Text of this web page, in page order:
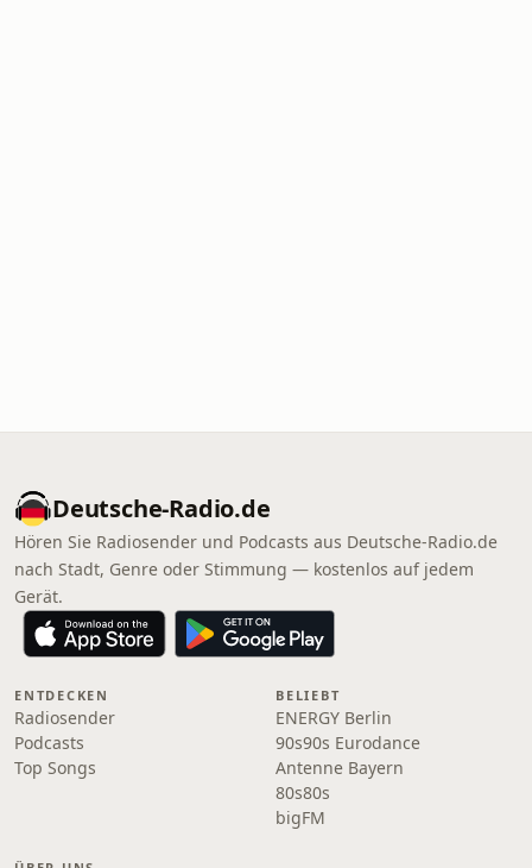
Deutsche-Radio.de
Hören Sie Radiosender und Podcasts aus Deutsche-Radio.de
nach Stadt, Genre oder Stimmung — kostenlos auf jedem
Gerät.
ENTDECKEN
Radiosender
Podcasts
Top Songs
BELIEBT
ENERGY Berlin
90s90s Eurodance
Antenne Bayern
80s80s
bigFM